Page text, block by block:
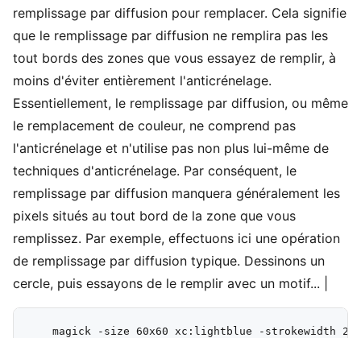
remplissage par diffusion pour remplacer. Cela signifie
que le remplissage par diffusion ne remplira pas les
tout bords des zones que vous essayez de remplir, à
moins d'éviter entièrement l'anticrénelage.
Essentiellement, le remplissage par diffusion, ou même
le remplacement de couleur, ne comprend pas
l'anticrénelage et n'utilise pas non plus lui-même de
techniques d'anticrénelage. Par conséquent, le
remplissage par diffusion manquera généralement les
pixels situés au tout bord de la zone que vous
remplissez. Par exemple, effectuons ici une opération
de remplissage par diffusion typique. Dessinons un
cercle, puis essayons de le remplir avec un motif... |
    magick -size 60x60 xc:lightblue -strokewidth 2 \